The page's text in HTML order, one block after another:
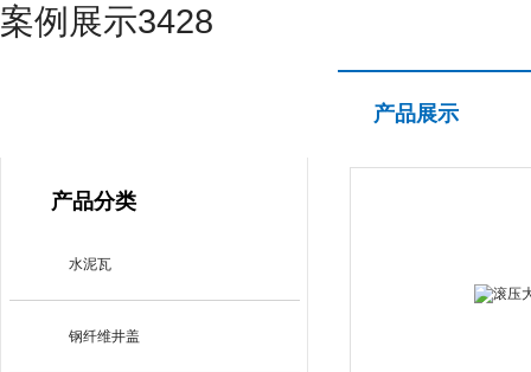
案例展示3428
产品分类
水泥瓦
钢纤维井盖
产品展示